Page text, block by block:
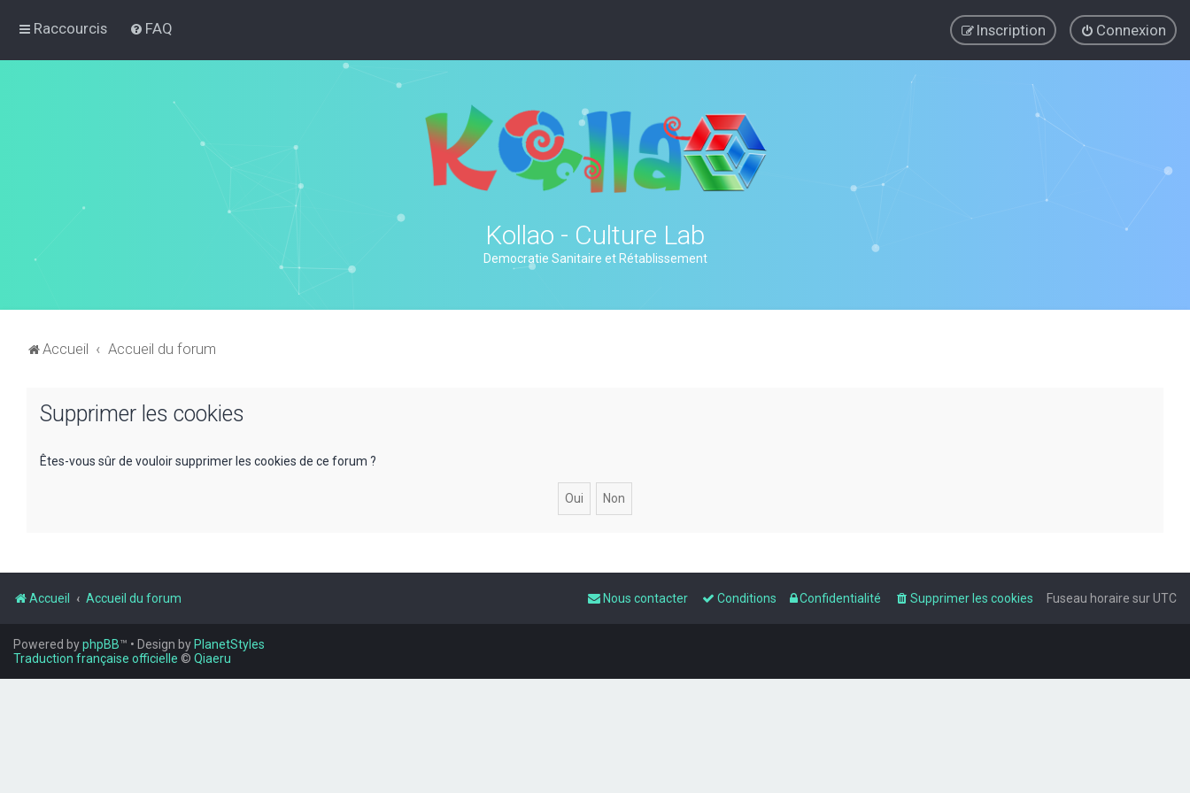
Raccourcis FAQ Connexion
Inscription
Kollao - Culture Lab
Democratie Sanitaire et Rétablissement
Accueil Accueil du forum
Supprimer les cookies
Êtes-vous sûr de vouloir supprimer les cookies de ce forum ?
Accueil Accueil du forum Fuseau horaire surUTC
Supprimer les cookies
Confidentialité
Conditions
Nous contacter
Powered byphpBB™ • Design by PlanetStyles
Traduction française officielle © Qiaeru